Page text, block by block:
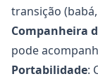
transição
Companheira
pode
Portabilidade: